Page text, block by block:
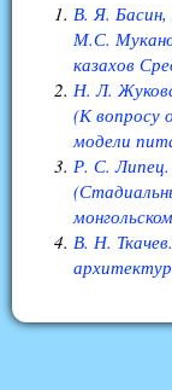
В. Я. Басин,
М.С.
казахов
Н. Л.
(К вопросу
модели
Р. С.
В. Н.